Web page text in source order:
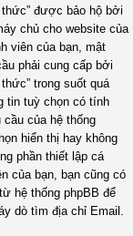
thức” được bảo hộ bởi
chủ cho website của
viên của bạn, mật
phải cung cấp bởi
trong suốt quá
tin tuỳ chọn có tính
cầu của hệ thống
hiển thị hay không
phần thiết lập cá
của bạn, bạn cũng có
hệ thống phpBB để
dò tìm địa chỉ Email.